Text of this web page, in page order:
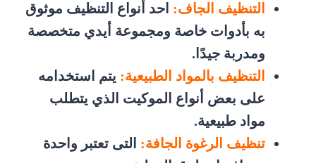
التنظيف الجاف: احد أنواع التنظيف موثوق
به بأدوات خاصة ومجموعة أيدي متخصصة
ومدربة جيدًا.
التنظيف بالمواد الطبيعية: يتم استخدامه
على بعض أنواع الموكيت الذي يتطلب
مواد طبيعية.
تنظيف الرغوة الجافة: التى تعتبر واحدة